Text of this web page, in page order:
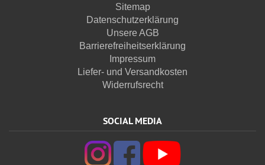
Sitemap
Datenschutzerklärung
Unsere AGB
Barrierefreiheitserklärung
Impressum
Liefer- und Versandkosten
Widerrufsrecht
SOCIAL MEDIA